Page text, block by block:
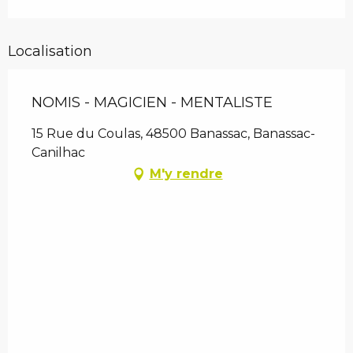
Localisation
NOMIS - MAGICIEN - MENTALISTE
15 Rue du Coulas, 48500 Banassac, Banassac-
Canilhac
M'y rendre